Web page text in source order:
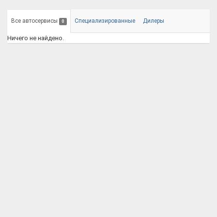
Все автосервисы 0 Специализированные Дилеры
Ничего не найдено.